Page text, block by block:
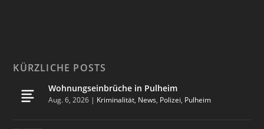
KÜRZLICHE POSTS
Wohnungseinbrüche in Pulheim
Aug. 6, 2026 | Kriminalität, News, Polizei, Pulheim